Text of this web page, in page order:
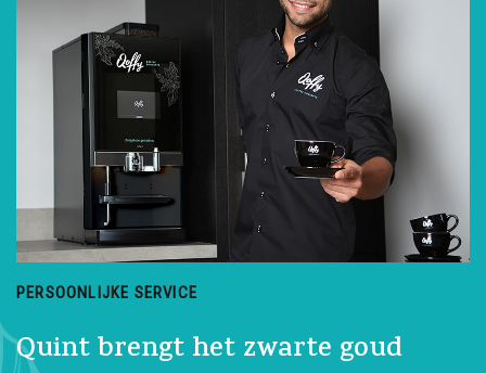
PERSOONLIJKE SERVICE
Quint brengt het zwarte goud